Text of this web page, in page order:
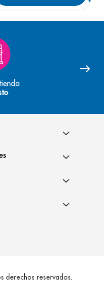
derechos reservados.